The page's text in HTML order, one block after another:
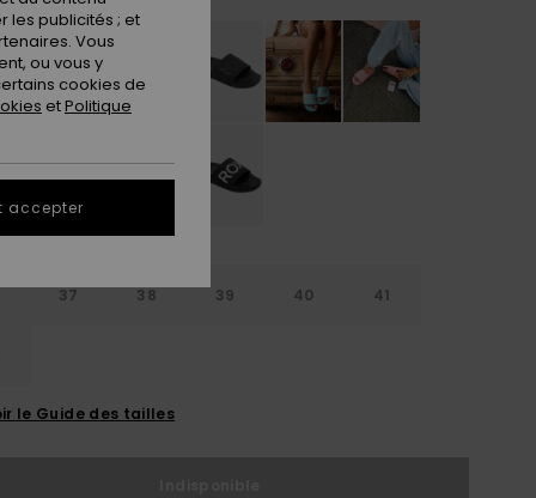
37 38 39 40 41
le Guide des tailles
les publicités ; et
Vous
ou vous y
cookies de
etPolitique
accepter